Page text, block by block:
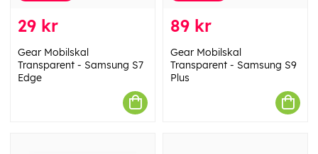
29 kr
Gear Mobilskal
Transparent - Samsung S7
Edge
89 kr
Gear Mobilskal
Transparent - Samsung S9
Plus